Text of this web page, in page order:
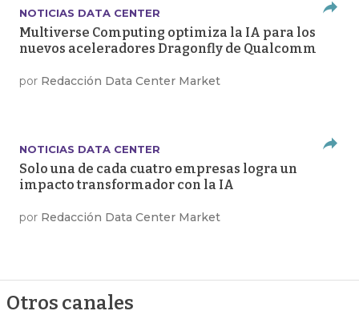
NOTICIAS DATA CENTER
Multiverse Computing optimiza la IA para los
nuevos aceleradores Dragonfly de Qualcomm
por Redacción Data Center Market
NOTICIAS DATA CENTER
Solo una de cada cuatro empresas logra un
impacto transformador con la IA
por Redacción Data Center Market
Otros canales